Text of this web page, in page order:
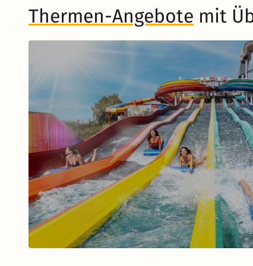
Musical in Berlin
Thermen-Angebote mit